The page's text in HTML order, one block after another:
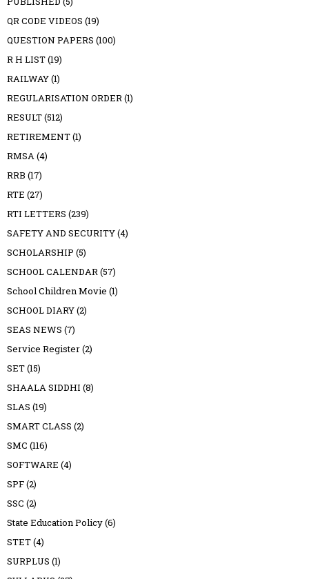
QR CODE VIDEOS (19)
QUESTION PAPERS (100)
R H LIST(19)
RAILWAY(1)
REGULARISATION ORDER(1)
RESULT(512)
RETIREMENT(1)
RMSA(4)
RRB (17)
RTE (27)
RTI LETTERS (239)
SAFETY AND SECURITY(4)
SCHOLARSHIP (5)
SCHOOL CALENDAR(57)
School Children Movie (1)
SCHOOL DIARY(2)
SEAS NEWS (7)
Service Register(2)
SET(15)
SHAALA SIDDHI (8)
SLAS (19)
SMART CLASS (2)
SMC (116)
SOFTWARE (4)
SPF(2)
SSC (2)
State Education Policy(6)
STET(4)
SURPLUS (1)